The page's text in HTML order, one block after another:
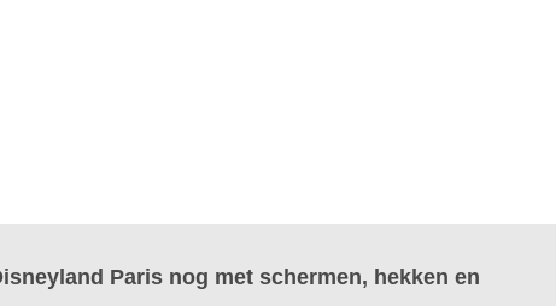
Paris nog met schermen, hekken en